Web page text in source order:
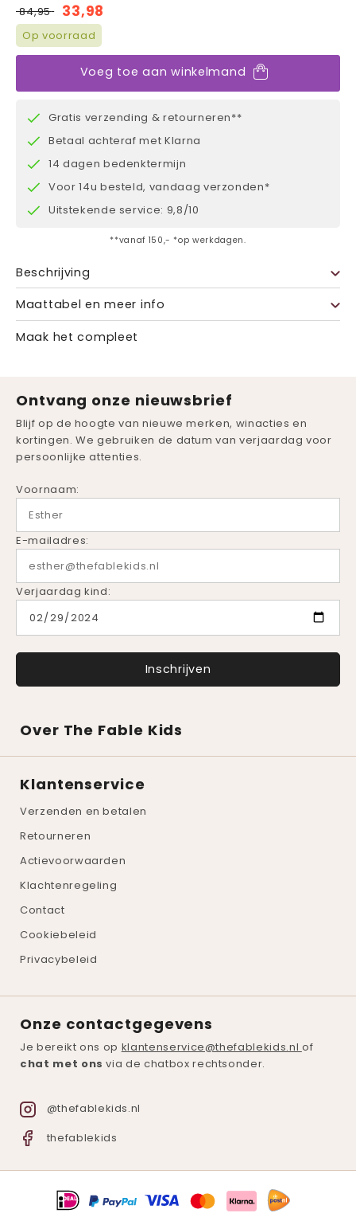
84,95 33,98
Op voorraad
Voeg toe aan winkelmand
Gratis verzending & retourneren**
Betaal achteraf met Klarna
14 dagen bedenktermijn
Voor 14u besteld, vandaag verzonden*
Uitstekende service: 9,8/10
**vanaf 150,- *op werkdagen.
Beschrijving
Maattabel en meer info
Maak het compleet
Ontvang onze nieuwsbrief
Blijf op de hoogte van nieuwe merken, winacties en
kortingen. We gebruiken de datum van verjaardag voor
persoonlijke attenties.
Voornaam:
E-mailadres:
Verjaardag kind:
Over The Fable Kids
Klantenservice
Verzenden en betalen
Retourneren
Actievoorwaarden
Klachtenregeling
Contact
Cookiebeleid
Privacybeleid
Onze contactgegevens
Je bereikt ons op klantenservice@thefablekids.nl of
chat met ons via de chatbox rechtsonder.
@thefablekids.nl
thefablekids